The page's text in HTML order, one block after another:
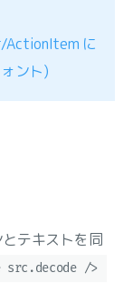
ActionItem に
ント)
テキストを同
src.decode />